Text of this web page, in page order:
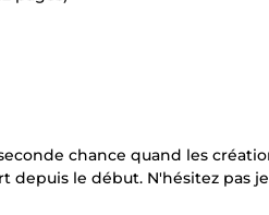
chance quand les
le début. N'hésitez pas